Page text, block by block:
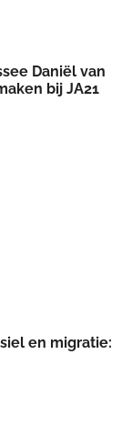
Daniël van
bij JA21
en migratie: